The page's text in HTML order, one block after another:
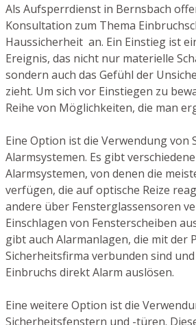
Als Aufsperrdienst in Bernsbach
Konsultation zum Thema
Haussicherheit an. Ein Einstieg ist
Ereignis, das nicht nur materielle
sondern auch das Gefühl der
zieht. Um sich vor Einstiegen zu
Reihe von Möglichkeiten, die man
Eine Option ist die Verwendung von
Alarmsystemen. Es gibt
Alarmsystemen, von denen die
verfügen, die auf optische Reize
andere über Fensterglassensoren
Einschlagen von Fensterscheiben
gibt auch Alarmanlagen, die mit der
Sicherheitsfirma verbunden sind und
Einbruchs direkt Alarm auslösen.
Eine weitere Option ist die
Sicherheitsfenstern und -türen.